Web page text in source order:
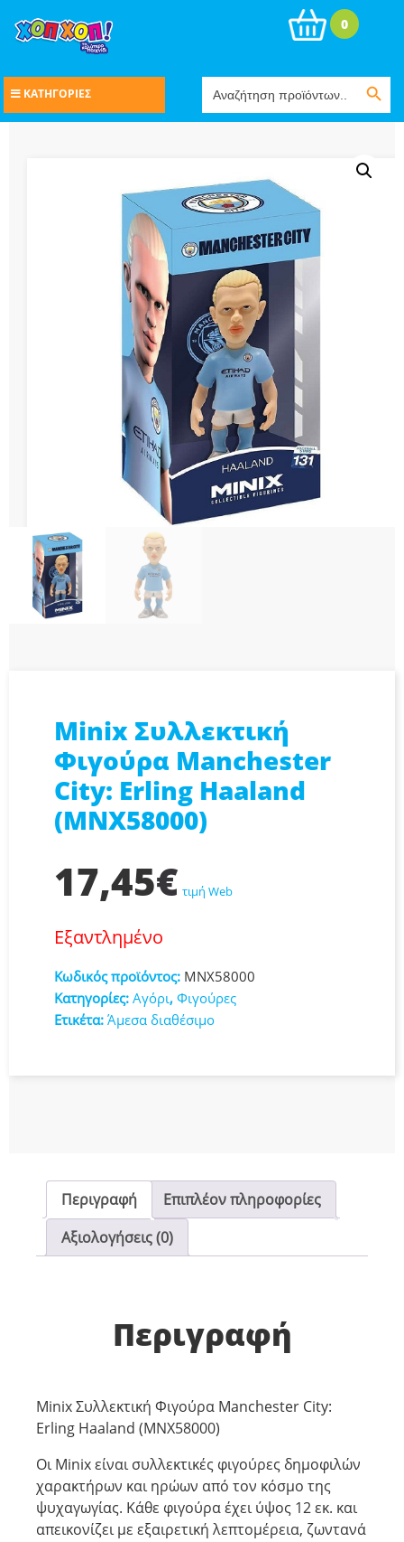
for:
Search Button
0
ΚΑΤΗΓΟΡΙΕΣ
Minix Συλλεκτική
Φιγούρα Manchester
City: Erling Haaland
(MNX58000)
17,45€ τιμή Web
Εξαντλημένο
Κωδικός προϊόντος: MNX58000
Κατηγορίες: Αγόρι, Φιγούρες
Ετικέτα: Άμεσα διαθέσιμο
Περιγραφή
Επιπλέον πληροφορίες
Αξιολογήσεις (0)
Περιγραφή
Minix Συλλεκτική Φιγούρα Manchester City:
Erling Haaland (MNX58000)
Οι Minix είναι συλλεκτικές φιγούρες δημοφιλών
χαρακτήρων και ηρώων από τον κόσμο της
ψυχαγωγίας. Κάθε φιγούρα έχει ύψος 12 εκ. και
απεικονίζει με εξαιρετική λεπτομέρεια, ζωντανά